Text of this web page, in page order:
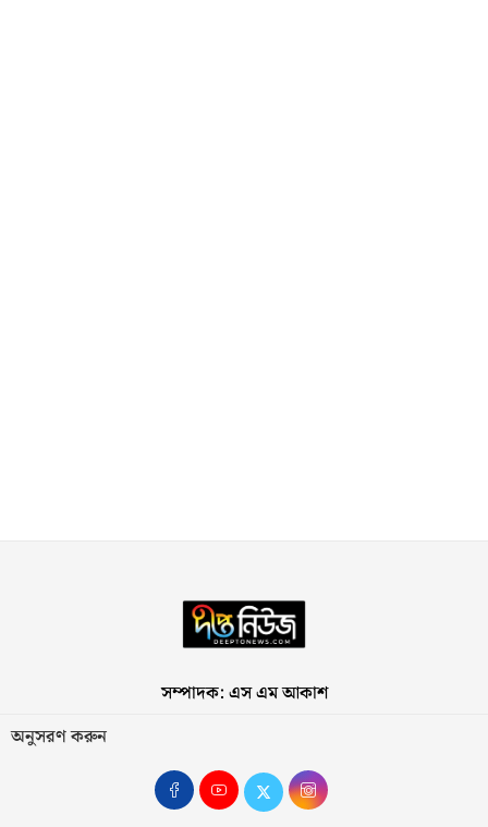
সম্পাদক: এস এম আকাশ
অনুসরণ করুন